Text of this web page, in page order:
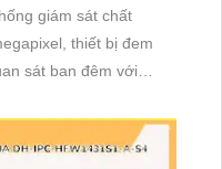
giám sát chất